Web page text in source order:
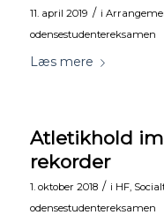
11. april 2019 / i
odensestudentereksamen
Læs mere
Atletikhold
rekorder
1. oktober 2018 / i HF,
odensestudentereksamen